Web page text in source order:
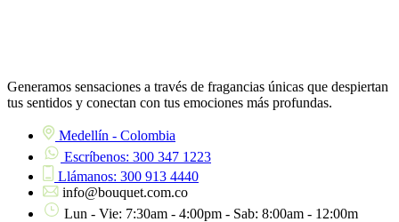
Generamos sensaciones a través de fragancias únicas que despiertan
tus sentidos y conectan con tus emociones más profundas.
Medellín - Colombia
Escríbenos: 300 347 1223
Llámanos: 300 913 4440
info@bouquet.com.co
Lun - Vie: 7:30am - 4:00pm - Sab: 8:00am - 12:00m